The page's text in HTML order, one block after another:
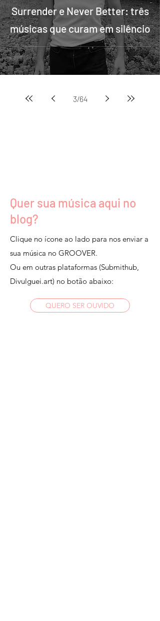
Surrender e Never Better: três
músicas que curam em silêncio
3/64
Quer sua música aqui no
blog?
Clique no ícone ao lado para nos enviar a
sua música no GROOVER.
Ou em outras plataformas (Submithub,
Divulguei.art) no botão abaixo:
QUERO SER OUVIDO